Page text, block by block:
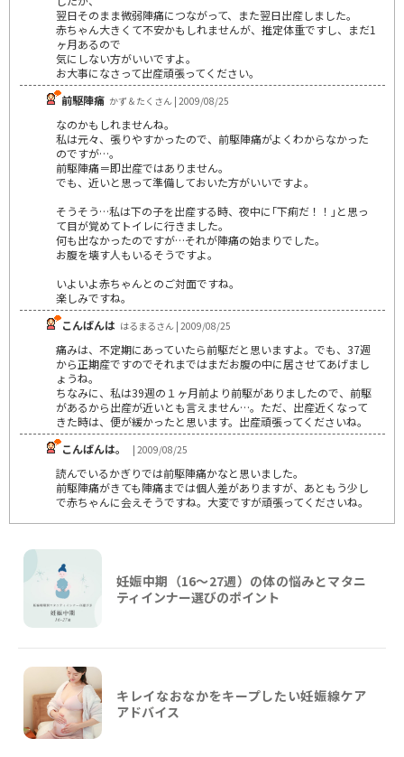
翌日そのまま微弱陣痛につながって、また翌日出産しました。
赤ちゃん大きくて不安かもしれませんが、推定体重ですし、まだ1
ヶ月あるので
気にしない方がいいですよ。
お大事になさって出産頑張ってください。
前駆陣痛 かず＆たくさん | 2009/08/25
なのかもしれませんね。
私は元々、張りやすかったので、前駆陣痛がよくわからなかった
のですが…。
前駆陣痛＝即出産ではありません。
でも、近いと思って準備しておいた方がいいですよ。
そうそう…私は下の子を出産する時、夜中に｢下痢だ！！｣と思っ
て目が覚めてトイレに行きました。
何も出なかったのですが…それが陣痛の始まりでした。
お腹を壊す人もいるそうですよ。
いよいよ赤ちゃんとのご対面ですね。
楽しみですね。
こんばんは はるまるさん | 2009/08/25
痛みは、不定期にあっていたら前駆だと思いますよ。でも、37週
から正期産ですのでそれまではまだお腹の中に居させてあげまし
ょうね。
ちなみに、私は39週の１ヶ月前より前駆がありましたので、前駆
があるから出産が近いとも言えません…。ただ、出産近くなって
きた時は、便が緩かったと思います。出産頑張ってくださいね。
こんばんは。
| 2009/08/25
読んでいるかぎりでは前駆陣痛かなと思いました。
前駆陣痛がきても陣痛までは個人差がありますが、あともう少し
で赤ちゃんに会えそうですね。大変ですが頑張ってくださいね。
妊娠中期（16〜27週）の体の悩みとマタニ
ティインナー選びのポイント
キレイなおなかをキープしたい妊娠線ケア
アドバイス